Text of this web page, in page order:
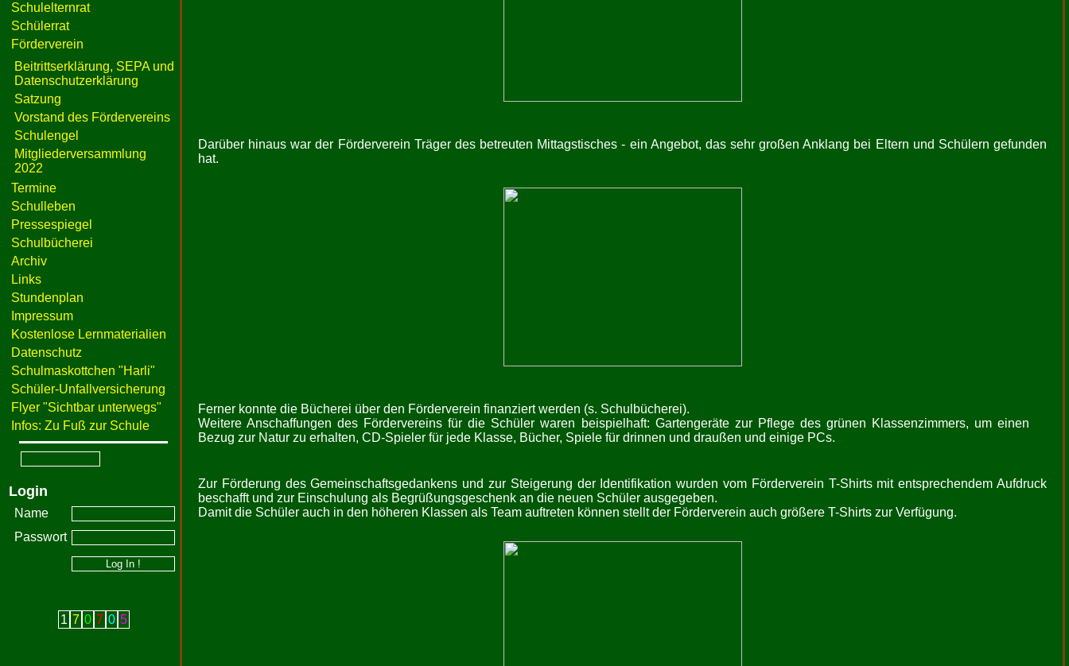
Schulelternrat
Schülerrat
Förderverein
Beitrittserklärung, SEPA und
Datenschutzerklärung
Satzung
Vorstand des Fördervereins
Schulengel
Mitgliederversammlung
2022
Termine
Schulleben
Pressespiegel
Schulbücherei
Archiv
Links
Stundenplan
Impressum
Kostenlose Lernmaterialien
Datenschutz
Schulmaskottchen "Harli"
Schüler-Unfallversicherung
Flyer "Sichtbar unterwegs"
Infos: Zu Fuß zur Schule
Login
Name
Passwort
1 7 0 7 0 5
Darüber hinaus war der Förderverein Träger des betreuten Mittagstisches - ein Angebot, das sehr großen Anklang bei Eltern und Schülern gefunden
hat.
Ferner konnte die Bücherei über den Förderverein finanziert werden (s. Schulbücherei).
Weitere Anschaffungen des Fördervereins für die Schüler waren beispielhaft: Gartengeräte zur Pflege des grünen Klassenzimmers, um einen
Bezug zur Natur zu erhalten, CD-Spieler für jede Klasse, Bücher, Spiele für drinnen und draußen und einige PCs.
Zur Förderung des Gemeinschaftsgedankens und zur Steigerung der Identifikation wurden vom Förderverein T-Shirts mit entsprechendem Aufdruck
beschafft und zur Einschulung als Begrüßungsgeschenk an die neuen Schüler ausgegeben.
Damit die Schüler auch in den höheren Klassen als Team auftreten können stellt der Förderverein auch größere T-Shirts zur Verfügung.